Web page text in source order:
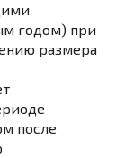
годом) при
размера
после